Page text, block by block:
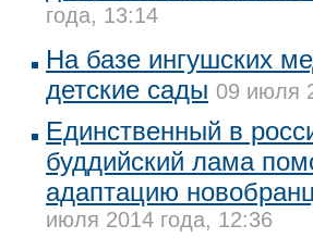
года, 13:14
На базе ингушских
детские сады 09 июля
Единственный в
буддийский лама
адаптацию
июля 2014 года, 12:36